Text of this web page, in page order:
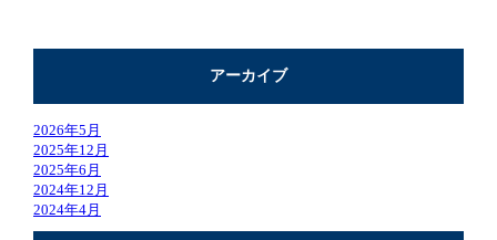
アーカイブ
2026年5月
2025年12月
2025年6月
2024年12月
2024年4月